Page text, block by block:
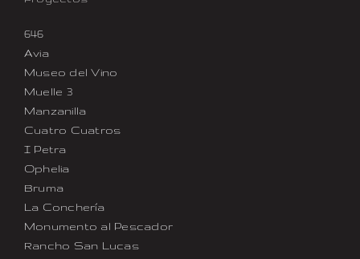
646
Avia
Museo del Vino
Muelle 3
Manzanilla
Cuatro Cuatros
I Petra
Ophelia
Bruma
La Conchería
Monumento al Pescador
Rancho San Lucas